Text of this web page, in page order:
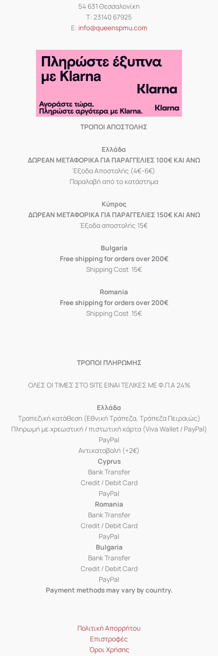
54 631 Θεσσαλονίκη
Τ: 23140 67925
Ε: info@queenspmu.com
ΤΡΟΠΟΙ ΑΠΟΣΤΟΛΗΣ
Eλλάδα
ΔΩΡΕΑΝ ΜΕΤΑΦΟΡΙΚΑ ΓΙΑ ΠΑΡΑΓΓΕΛΙΕΣ 100€ ΚΑΙ ΑΝΩ
Έξοδα Αποστολής (4€-6€)
Παραλαβή από το κατάστημα
Κύπρος
ΔΩΡΕΑΝ ΜΕΤΑΦΟΡΙΚΑ ΓΙΑ ΠΑΡΑΓΓΕΛΙΕΣ 150€ ΚΑΙ ΑΝΩ
Έξοδα αποστολής 15€
Bulgaria
Free shipping for orders over 200€
Shipping Cost 15€
Romania
Free shipping for orders over 200€
Shipping Cost 15€
ΤΡΟΠΟΙ ΠΛΗΡΩΜΗΣ
ΟΛΕΣ ΟΙ ΤΙΜΕΣ ΣΤΟ SITE ΕΙΝΑΙ ΤΕΛΙΚΕΣ ΜΕ Φ.Π.Α 24%
Ελλάδα
Τραπεζική κατάθεση (Εθνική Τράπεζα, Τράπεζα Πειραιώς)
Πληρωμή με χρεωστική / πιστωτική κάρτα (Viva Wallet / PayPal)
PayPal
Αντικαταβολή (+2€)
Cyprus
Bank Transfer
Credit / Debit Card
PayPal
Romania
Bank Transfer
Credit / Debit Card
PayPal
Bulgaria
Bank Transfer
Credit / Debit Card
PayPal
Payment methods may vary by country.
Πολιτική Απορρήτου
Επιστροφές
Όροι Χρήσης